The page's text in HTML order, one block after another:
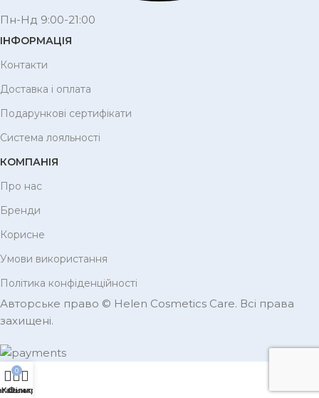
Пн-Нд 9:00-21:00
ІНФОРМАЦІЯ
Контакти
Доставка і оплата
Подарункові сертифікати
Система лояльності
КОМПАНІЯ
Про нас
Бренди
Корисне
Умови використання
Політика конфіденційності
Авторське право © Helen Cosmetics Care. Всі права
захищені.
0
Кошик
Фільтри